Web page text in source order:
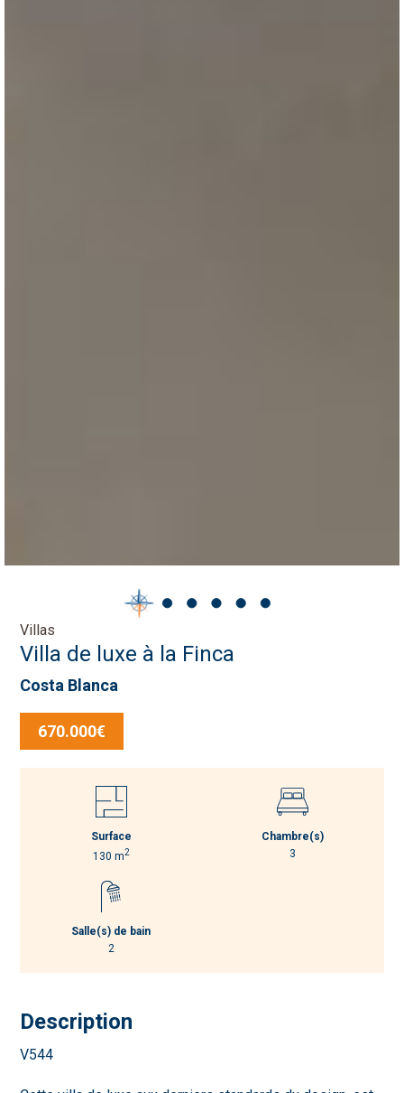
Villas
Villa de luxe à la Finca
Costa Blanca
670.000€
Surface
130 m2
Chambre(s)
3
Salle(s) de bain
2
Description
V544